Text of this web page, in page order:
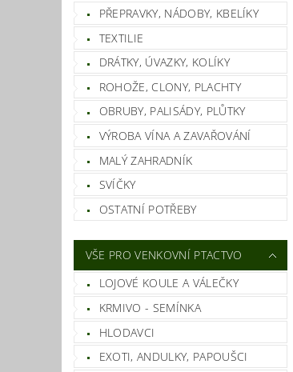
PŘEPRAVKY, NÁDOBY, KBELÍKY
TEXTILIE
DRÁTKY, ÚVAZKY, KOLÍKY
ROHOŽE, CLONY, PLACHTY
OBRUBY, PALISÁDY, PLŮTKY
VÝROBA VÍNA A ZAVAŘOVÁNÍ
MALÝ ZAHRADNÍK
SVÍČKY
OSTATNÍ POTŘEBY
VŠE PRO VENKOVNÍ PTACTVO
LOJOVÉ KOULE A VÁLEČKY
KRMIVO - SEMÍNKA
HLODAVCI
EXOTI, ANDULKY, PAPOUŠCI